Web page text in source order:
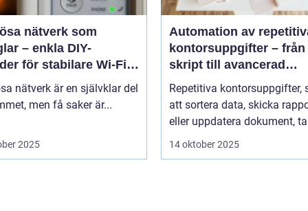
nätverk som
– enkla DIY-
för stabilare Wi-Fi i
nätverk är en självklar del
men få saker är...
2025
Automation av
kontorsuppgifter – från
skript till avancerad
programvara
Repetitiva kontorsuppgifter,
att sortera data, skicka
eller uppdatera dokument,
14 oktober 2025